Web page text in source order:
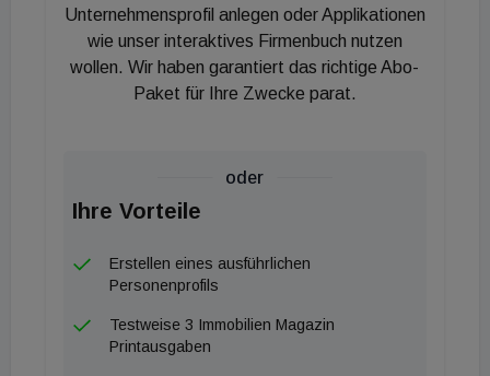
Rekord. "Der Druck auf den Mietmarkt wächst. Die
weiterhin steigende Nachfrage übertrifft das
Angebot deutlich. Mietsuchende treffen bei der
Wohnungssuche auf noch mehr Konkurrenz und
Bauen, bauen, bauen. Die Politik muss Anreize
schaffen, um die Bautätigkeit wieder anzukurbeln.
Damit Wohnen insbesondere in den Metropolen
nicht unbezahlbar wird, brauchen wir mehr
Angebot."
Unternehmensprofil anlegen oder Applikationen
wie unser interaktives Firmenbuch nutzen
wollen. Wir haben garantiert das richtige Abo-
Paket für Ihre Zwecke parat.
oder
Ihre Vorteile
Erstellen eines ausführlichen
Personenprofils
Testweise 3 Immobilien Magazin
Printausgaben